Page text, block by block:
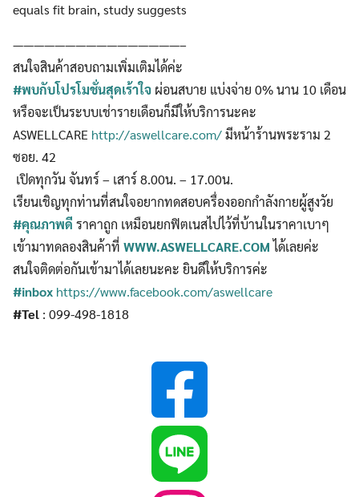
equals fit brain, study suggests
————————————————–
สนใจสินค้าสอบถามเพิ่มเติมได้ค่ะ
#พบกับโปรโมชั่นสุดเร้าใจ ผ่อนสบาย แบ่งจ่าย 0% นาน 10 เดือน
หรือจะเป็นระบบเช่ารายเดือนก็มีให้บริการนะคะ
ASWELLCARE http://aswellcare.com/มีหน้าร้านพระราม 2
ซอย. 42
เปิดทุกวัน จันทร์ – เสาร์ 8.00น. – 17.00น.
เรียนเชิญทุกท่านที่สนใจอยากทดสอบครื่องออกกำลังกายผู้สูงวัย
#คุณภาพดี ราคาถูก เหมือนยกฟิตเนสไปไว้ที่บ้านในราคาเบาๆ
เข้ามาทดลองสินค้าที่ WWW.ASWELLCARE.COMได้เลยค่ะ
สนใจติดต่อกันเข้ามาได้เลยนะคะ ยินดีให้บริการค่ะ
#inbox https://www.facebook.com/aswellcare
#Tel : 099-498-1818